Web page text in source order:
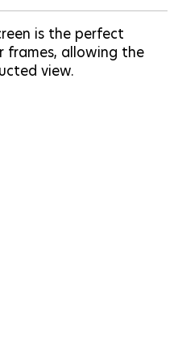
is the perfect
frames, allowing the
view.